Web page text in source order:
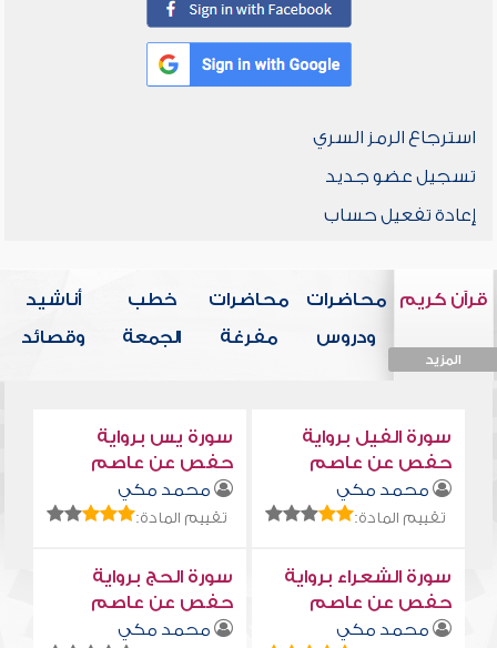
استرجاع الرمز السري
تسجيل عضو جديد
إعادة تفعيل حساب
قرآن كريم
المزيد
محاضرات
ودروس
محاضرات
مفرغة
خطب
الجمعة
أناشيد
وقصائد
سورة الفيل برواية
حفص عن عاصم
محمد مكي
تقييم المادة:
سورة يس برواية
حفص عن عاصم
محمد مكي
تقييم المادة:
سورة الشعراء برواية
حفص عن عاصم
محمد مكي
سورة الحج برواية
حفص عن عاصم
محمد مكي